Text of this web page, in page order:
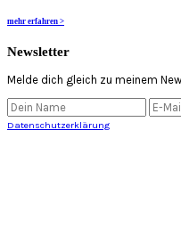
mehr erfahren >
Newsletter
Melde dich gleich zu meinem
Datenschutzerklärung